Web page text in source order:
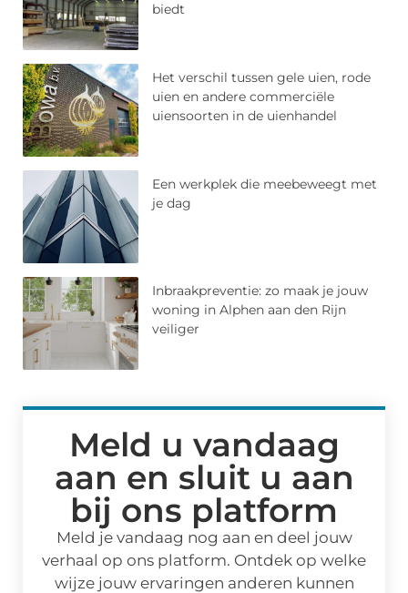
biedt
Het verschil tussen gele uien, rode
uien en andere commerciële
uiensoorten in de uienhandel
Een werkplek die meebeweegt met
je dag
Inbraakpreventie: zo maak je jouw
woning in Alphen aan den Rijn
veiliger
Meld u vandaag
aan en sluit u aan
bij ons platform
Meld je vandaag nog aan en deel jouw
verhaal op ons platform. Ontdek op welke
wijze jouw ervaringen anderen kunnen